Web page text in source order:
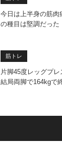
今日は上半身の筋肉
の種目は堅調だった
筋トレ
片脚45度レッグプ
結局両脚で164kgで